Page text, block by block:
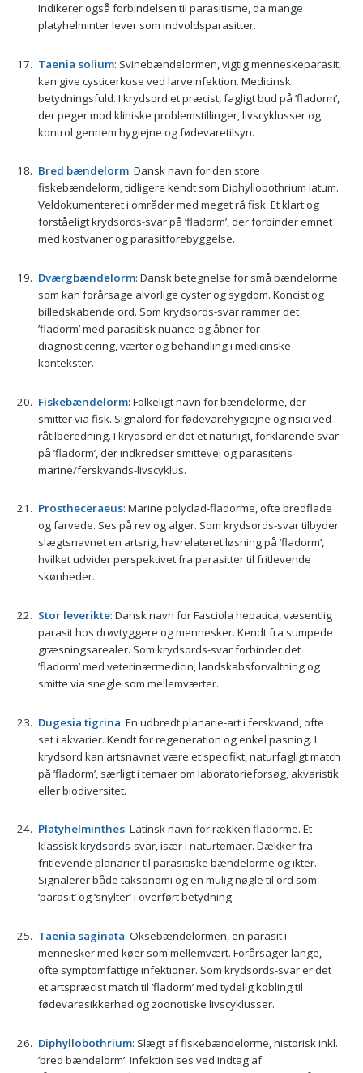
Indikerer også forbindelsen til parasitisme, da mange
platyhelminter lever som indvoldsparasitter.
Taenia solium: Svinebændelormen, vigtig menneskeparasit,
kan give cysticerkose ved larveinfektion. Medicinsk
betydningsfuld. I krydsord et præcist, fagligt bud på ’fladorm’,
der peger mod kliniske problemstillinger, livscyklusser og
kontrol gennem hygiejne og fødevaretilsyn.
Bred bændelorm: Dansk navn for den store
fiskebændelorm, tidligere kendt som Diphyllobothrium latum.
Veldokumenteret i områder med meget rå fisk. Et klart og
forståeligt krydsords-svar på ’fladorm’, der forbinder emnet
med kostvaner og parasitforebyggelse.
Dværgbændelorm: Dansk betegnelse for små bændelorme
som kan forårsage alvorlige cyster og sygdom. Koncist og
billedskabende ord. Som krydsords-svar rammer det
’fladorm’ med parasitisk nuance og åbner for
diagnosticering, værter og behandling i medicinske
kontekster.
Fiskebændelorm: Folkeligt navn for bændelorme, der
smitter via fisk. Signalord for fødevarehygiejne og risici ved
råtilberedning. I krydsord er det et naturligt, forklarende svar
på ’fladorm’, der indkredser smittevej og parasitens
marine/ferskvands-livscyklus.
Prostheceraeus: Marine polyclad-fladorme, ofte bredflade
og farvede. Ses på rev og alger. Som krydsords-svar tilbyder
slægtsnavnet en artsrig, havrelateret løsning på ’fladorm’,
hvilket udvider perspektivet fra parasitter til fritlevende
skønheder.
Stor leverikte: Dansk navn for Fasciola hepatica, væsentlig
parasit hos drøvtyggere og mennesker. Kendt fra sumpede
græsningsarealer. Som krydsords-svar forbinder det
’fladorm’ med veterinærmedicin, landskabsforvaltning og
smitte via snegle som mellemværter.
Dugesia tigrina: En udbredt planarie-art i ferskvand, ofte
set i akvarier. Kendt for regeneration og enkel pasning. I
krydsord kan artsnavnet være et specifikt, naturfagligt match
på ’fladorm’, særligt i temaer om laboratorieforsøg, akvaristik
eller biodiversitet.
Platyhelminthes: Latinsk navn for rækken fladorme. Et
klassisk krydsords-svar, især i naturtemaer. Dækker fra
fritlevende planarier til parasitiske bændelorme og ikter.
Signalerer både taksonomi og en mulig nøgle til ord som
‘parasit’ og ‘snylter’ i overført betydning.
Taenia saginata: Oksebændelormen, en parasit i
mennesker med køer som mellemvært. Forårsager lange,
ofte symptomfattige infektioner. Som krydsords-svar er det
et artspræcist match til ’fladorm’ med tydelig kobling til
fødevaresikkerhed og zoonotiske livscyklusser.
Diphyllobothrium: Slægt af fiskebændelorme, historisk inkl.
’bred bændelorm’. Infektion ses ved indtag af